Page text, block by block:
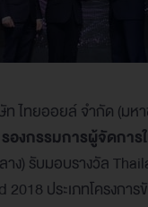
ไทยออยล์ จำกัด (มห
องกรรมการผู้จัดกา
าง) รับมอบรางวัล
ประเภทโครงกา